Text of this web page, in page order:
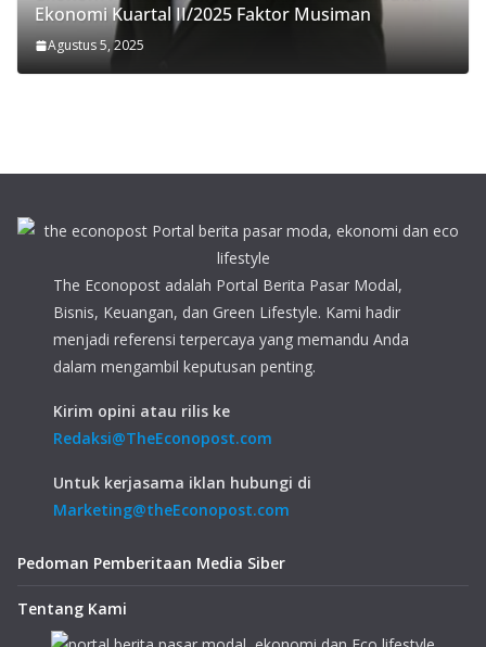
Ekonomi Kuartal II/2025 Faktor Musiman
Agustus 5, 2025
The Econopost adalah Portal Berita Pasar Modal,
Bisnis, Keuangan, dan Green Lifestyle. Kami hadir
menjadi referensi terpercaya yang memandu Anda
dalam mengambil keputusan penting.
Kirim opini atau rilis ke
Redaksi@TheEconopost.com
Untuk kerjasama iklan hubungi di
Marketing@theEconopost.com
Pedoman Pemberitaan Media Siber
Tentang Kami